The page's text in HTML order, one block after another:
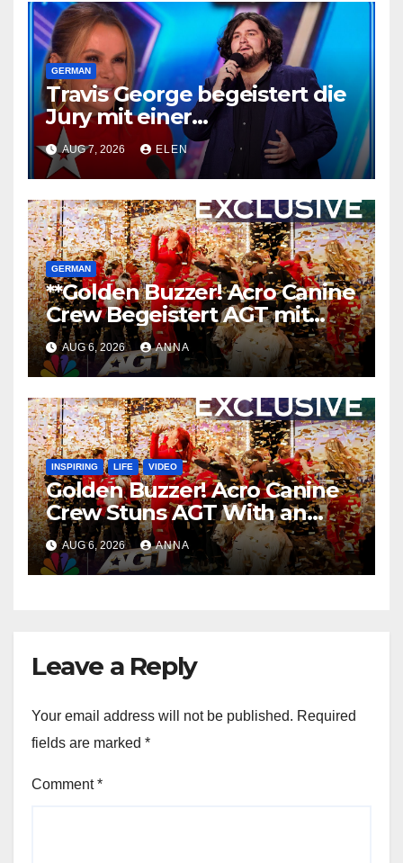
GERMAN
Travis George begeistert die
Jury mit einer
unvergesslichen
Performance
AUG 7, 2026 ELEN
GERMAN
**Golden Buzzer! Acro Canine
Crew Begeistert AGT mit
Einer Unvergesslichen
Performance
**
AUG 6, 2026 ANNA
INSPIRING LIFE VIDEO
Golden Buzzer! Acro Canine
Crew Stuns AGT With an
Unforgettable Performance
…
AUG 6, 2026 ANNA
Leave a Reply
Your email address will not be published. Required
fields are marked *
Comment*